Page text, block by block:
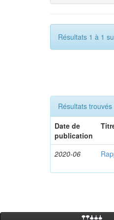
Résultats 1 à 1
Résultats
Date de
publication
2020-06